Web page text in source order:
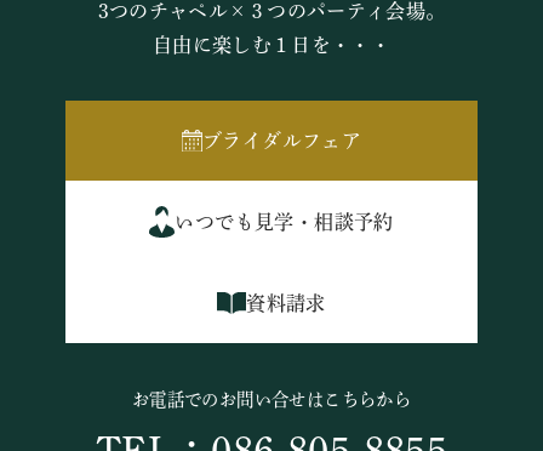
3つのチャペル×３つのパーティ会場。
自由に楽しむ１日を・・・
ブライダルフェア
いつでも見学・相談予約
資料請求
お電話でのお問い合せはこちらから